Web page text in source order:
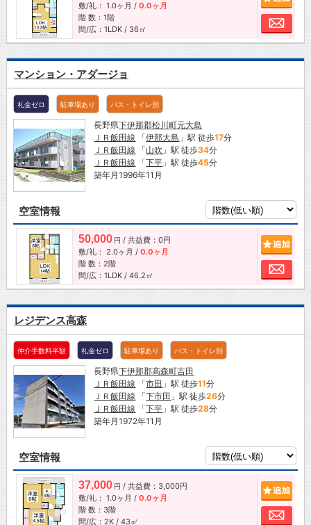
敷/礼： 1.0ヶ月 / 0.0ヶ月
階 数：1階
間/広：1LDK / 36㎡
お
マンション・アダージョ
礼金ゼロ 駐車場あり バス・トイレ別
長野県下伊那郡松川町元大島
ＪＲ飯田線 「伊那大島 」駅 徒歩17分
ＪＲ飯田線 「山吹 」駅 徒歩34分
ＪＲ飯田線 「下平 」駅 徒歩45分
築年月1996年11月
空室情報
50,000 円 / 共益費：0円
敷/礼： 2.0ヶ月 / 0.0ヶ月
階 数：2階
間/広：1LDK / 46.2㎡
お
レジデンス高森
仲介手数料半額 礼金ゼロ 駐車場あり バス・トイレ別
長野県下伊那郡高森町吉田
ＪＲ飯田線 「市田 」駅 徒歩11分
ＪＲ飯田線 「下市田 」駅 徒歩26分
ＪＲ飯田線 「下平 」駅 徒歩28分
築年月1972年11月
空室情報
37,000 円 / 共益費：3,000円
敷/礼： 1.0ヶ月 / 0.0ヶ月
階 数：3階
間/広：2K / 43㎡
お